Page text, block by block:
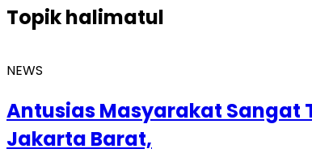
Topikhalimatul
NEWS
Antusias Masyarakat Sangat
Jakarta Barat,